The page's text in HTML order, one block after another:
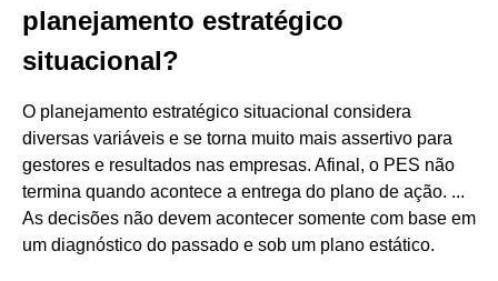
planejamento estratégico
situacional?
O planejamento estratégico situacional considera
diversas variáveis e se torna muito mais assertivo para
gestores e resultados nas empresas. Afinal, o PES não
termina quando acontece a entrega do plano de ação. ...
As decisões não devem acontecer somente com base em
um diagnóstico do passado e sob um plano estático.